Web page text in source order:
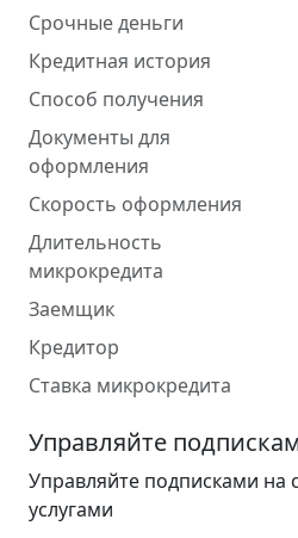
Срочные деньги
Кредитная история
Способ получения
Документы для
оформления
Скорость оформления
Длительность
микрокредита
Заемщик
Кредитор
Ставка микрокредита
Управляйте
Управляйте подписками на
услугами